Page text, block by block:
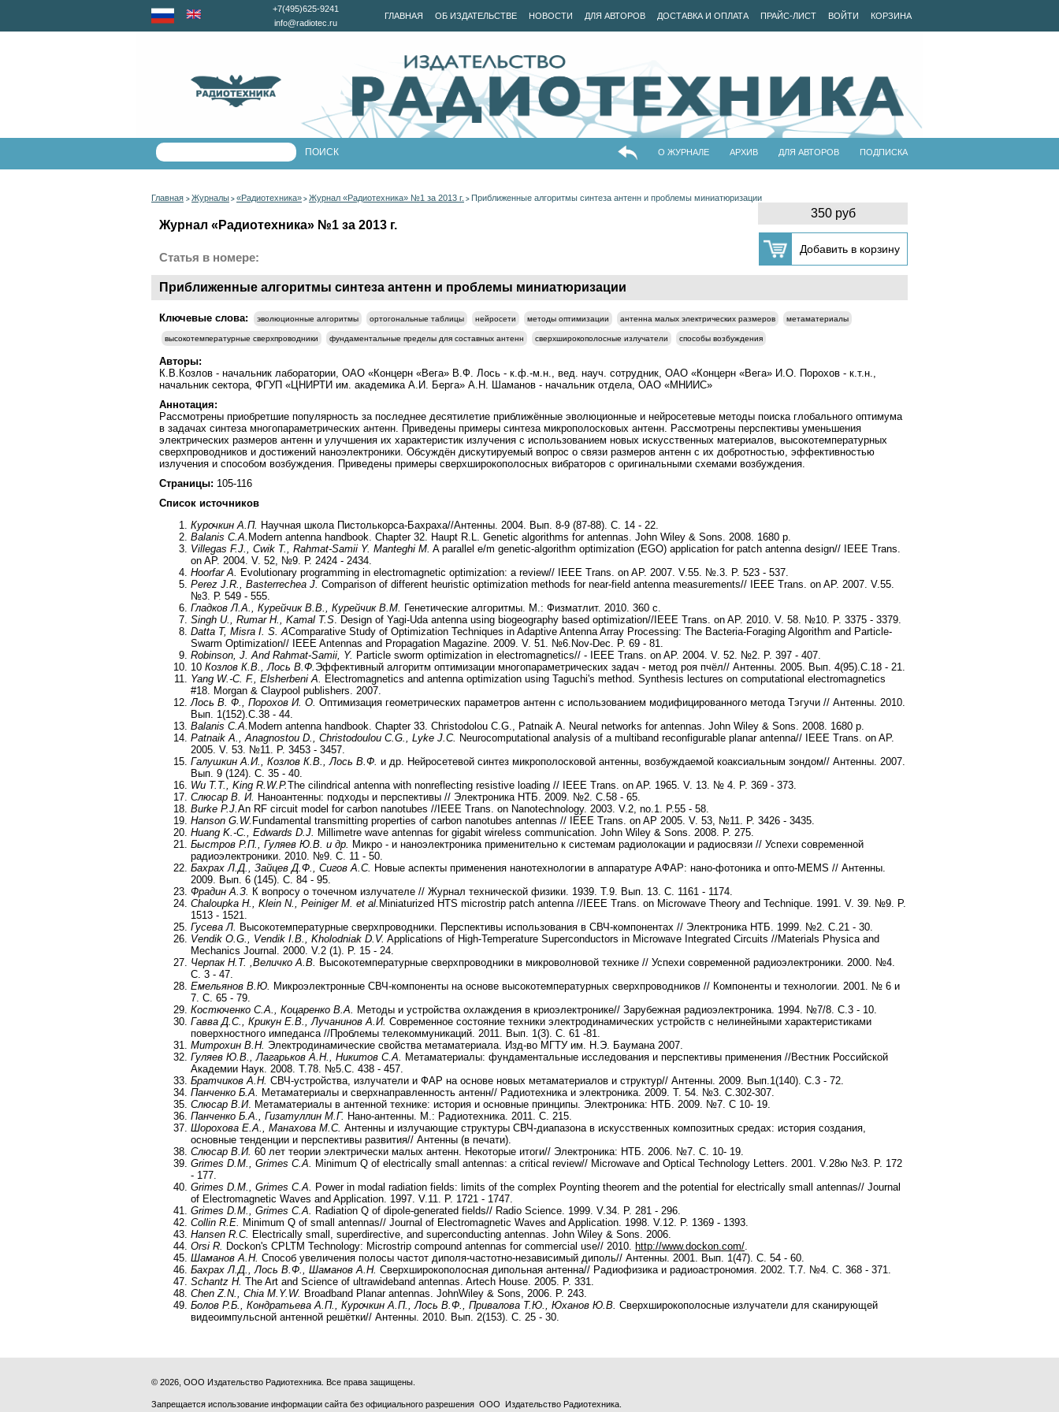
ГЛАВНАЯ ОБ ИЗДАТЕЛЬСТВЕ НОВОСТИ ДЛЯ АВТОРОВ ДОСТАВКА И ОПЛАТА ПРАЙС-ЛИСТ ВОЙТИ КОРЗИНА
+7(495)625-9241
info@radiotec.ru
О ЖУРНАЛЕ АРХИВ ДЛЯ АВТОРОВ ПОДПИСКА
Главная > Журналы > «Радиотехника» > Журнал «Радиотехника» №1 за 2013 г. > Приближенные алгоритмы синтеза антенн и проблемы миниатюризации
350 руб
Журнал «Радиотехника» №1 за 2013 г.
Статья в номере:
Приближенные алгоритмы синтеза антенн и проблемы миниатюризации
Ключевые слова: эволюционные алгоритмы ортогональные таблицы нейросети методы оптимизации антенна малых электрических размеров метаматериалы
высокотемпературные сверхпроводники фундаментальные пределы для составных антенн сверхширокополосные излучатели способы возбуждения
Авторы:
К.В.Козлов - начальник лаборатории, ОАО «Концерн «Вега» В.Ф. Лось - к.ф.-м.н., вед. науч. сотрудник, ОАО «Концерн «Вега» И.О. Порохов - к.т.н.,
начальник сектора, ФГУП «ЦНИРТИ им. академика А.И. Берга» А.Н. Шаманов - начальник отдела, ОАО «МНИИС»
Аннотация:
Рассмотрены приобретшие популярность за последнее десятилетие приближённые эволюционные и нейросетевые методы поиска глобального оптимума
в задачах синтеза многопараметрических антенн. Приведены примеры синтеза микрополосковых антенн. Рассмотрены перспективы уменьшения
электрических размеров антенн и улучшения их характеристик излучения с использованием новых искусственных материалов, высокотемпературных
сверхпроводников и достижений наноэлектроники. Обсуждён дискутируемый вопрос о связи размеров антенн с их добротностью, эффективностью
излучения и способом возбуждения. Приведены примеры сверхширокополосных вибраторов с оригинальными схемами возбуждения.
Страницы: 105-116
Список источников
Курочкин А.П. Научная школа Пистолькорса-Бахраха//Антенны. 2004. Вып. 8-9 (87-88). С. 14 - 22.
Balanis C.A. Modern antenna handbook. Chapter 32. Haupt R.L. Genetic algorithms for antennas. John Wiley & Sons. 2008. 1680 p.
Villegas F.J., Cwik T., Rahmat-Samii Y. Manteghi M. A parallel e/m genetic-algorithm optimization (EGO) application for patch antenna design// IEEE Trans.
on AP. 2004. V. 52, №9. Р. 2424 - 2434.
Hoorfar A. Evolutionary programming in electromagnetic optimization: a review// IEEE Trans. on AP. 2007. V.55. №.3. P. 523 - 537.
Perez J.R., Basterrechea J. Comparison of different heuristic optimization methods for near-field antenna measurements// IEEE Trans. on AP. 2007. V.55.
№3. Р. 549 - 555.
Гладков Л.А., Курейчик В.В., Курейчик В.М. Генетические алгоритмы. М.: Физматлит. 2010. 360 с.
Singh U., Rumar H., Kamal T.S. Design of Yagi-Uda antenna using biogeography based optimization//IEEE Trans. on AP. 2010. V. 58. №10. P. 3375 - 3379.
Datta T, Misra I. S. AComparative Study of Optimization Techniques in Adaptive Antenna Array Processing: The Bacteria-Foraging Algorithm and Particle-
Swarm Optimization// IEEE Antennas and Propagation Magazine. 2009. V. 51. №6.Nov-Dec. P. 69 - 81.
Robinson, J. And Rahmat-Samii, Y. Particle sworm optimization in electromagnetics// - IEEE Trans. on AP. 2004. V. 52. №2. P. 397 - 407.
10 Козлов К.В., Лось В.Ф. Эффективный алгоритм оптимизации многопараметрических задач - метод роя пчёл// Антенны. 2005. Вып. 4(95).С.18 - 21.
Yang W.-C. F., Elsherbeni A. Electromagnetics and antenna optimization using Taguchi's method. Synthesis lectures on computational electromagnetics
#18. Morgan & Claypool publishers. 2007.
Лось В. Ф., Порохов И. О. Оптимизация геометрических параметров антенн с использованием модифицированного метода Тэгучи // Антенны. 2010.
Вып. 1(152).С.38 - 44.
Balanis C.A. Modern antenna handbook. Chapter 33. Christodolou C.G., Patnaik A. Neural networks for antennas. John Wiley & Sons. 2008. 1680 р.
Patnaik A., Anagnostou D., Christodoulou C.G., Lyke J.C. Neurocomputational analysis of a multiband reconfigurable planar antenna// IEEE Trans. on AP.
2005. V. 53. №11. P. 3453 - 3457.
Галушкин А.И., Козлов К.В., Лось В.Ф. и др. Нейросетевой синтез микрополосковой антенны, возбуждаемой коаксиальным зондом// Антенны. 2007.
Вып. 9 (124). С. 35 - 40.
Wu T.T., King R.W.P.The cilindrical antenna with nonreflecting resistive loading // IEEE Trans. on AP. 1965. V. 13. № 4. P. 369 - 373.
Слюсар В. И. Наноантенны: подходы и перспективы // Электроника НТБ. 2009. №2. C.58 - 65.
Burke P.J.An RF circuit model for carbon nanotubes //IEEE Trans. on Nanotechnology. 2003. V.2, no.1. P.55 - 58.
Hanson G.W. Fundamental transmitting properties of carbon nanotubes antennas // IEEE Trans. on AP 2005. V. 53, №11. P. 3426 - 3435.
Huang K.-C., Edwards D.J. Millimetre wave antennas for gigabit wireless communication. John Wiley & Sons. 2008. P. 275.
Быстров Р.П., Гуляев Ю.В. и др. Микро - и наноэлектроника применительно к системам радиолокации и радиосвязи // Успехи современной
радиоэлектроники. 2010. №9. С. 11 - 50.
Бахрах Л.Д., Зайцев Д.Ф., Сигов А.С. Новые аспекты применения нанотехнологии в аппаратуре АФАР: нано-фотоника и опто-MEMS // Антенны.
2009. Вып. 6 (145). С. 84 - 95.
Фрадин А.З. К вопросу о точечном излучателе // Журнал технической физики. 1939. Т.9. Вып. 13. С. 1161 - 1174.
Chaloupka H., Klein N., Peiniger M. et al. Miniaturized HTS microstrip patch antenna //IEEE Trans. on Microwave Theory and Technique. 1991. V. 39. №9. P.
1513 - 1521.
Гусева Л. Высокотемпературные сверхпроводники. Перспективы использования в СВЧ-компонентах // Электроника НТБ. 1999. №2. С.21 - 30.
Vendik O.G., Vendik I.B., Kholodniak D.V. Applications of High-Temperature Superconductors in Microwave Integrated Circuits //Materials Physica and
Mechanics Journal. 2000. V.2 (1). P. 15 - 24.
Черпак Н.Т. ,Величко А.В. Высокотемпературные сверхпроводники в микроволновой технике // Успехи современной радиоэлектроники. 2000. №4.
С. 3 - 47.
Емельянов В.Ю. Микроэлектронные СВЧ-компоненты на основе высокотемпературных сверхпроводников // Компоненты и технологии. 2001. № 6 и
7. C. 65 - 79.
Костюченко С.А., Коцаренко В.А. Методы и устройства охлаждения в криоэлектронике// Зарубежная радиоэлектроника. 1994. №7/8. С.3 - 10.
Гавва Д.С., Крикун Е.В., Лучанинов А.И. Современное состояние техники электродинамических устройств с нелинейными характеристиками
поверхностного импеданса //Проблемы телекоммуникаций. 2011. Вып. 1(3). С. 61 -81.
Митрохин В.Н. Электродинамические свойства метаматериала. Изд-во МГТУ им. Н.Э. Баумана 2007.
Гуляев Ю.В., Лагарьков А.Н., Никитов С.А. Метаматериалы: фундаментальные исследования и перспективы применения //Вестник Российской
Академии Наук. 2008. Т.78. №5.С. 438 - 457.
Братчиков А.Н. СВЧ-устройства, излучатели и ФАР на основе новых метаматериалов и структур// Антенны. 2009. Вып.1(140). С.3 - 72.
Панченко Б.А. Метаматериалы и сверхнаправленность антенн// Радиотехника и электроника. 2009. Т. 54. №3. С.302-307.
Слюсар В.И. Метаматериалы в антенной технике: история и основные принципы. Электроника: НТБ. 2009. №7. С 10- 19.
Панченко Б.А., Гизатуллин М.Г. Нано-антенны. М.: Радиотехника. 2011. С. 215.
Шорохова Е.А., Манахова М.С. Антенны и излучающие структуры СВЧ-диапазона в искусственных композитных средах: история создания,
основные тенденции и перспективы развития// Антенны (в печати).
Слюсар В.И. 60 лет теории электрически малых антенн. Некоторые итоги// Электроника: НТБ. 2006. №7. С. 10- 19.
Grimes D.M., Grimes C.A. Minimum Q of electrically small antennas: a critical review// Microwave and Optical Technology Letters. 2001. V.28ю №3. P. 172
- 177.
Grimes D.M., Grimes C.A. Power in modal radiation fields: limits of the complex Poynting theorem and the potential for electrically small antennas// Journal
of Electromagnetic Waves and Application. 1997. V.11. P. 1721 - 1747.
Grimes D.M., Grimes C.A. Radiation Q of dipole-generated fields// Radio Science. 1999. V.34. P. 281 - 296.
Collin R.E. Minimum Q of small antennas// Journal of Electromagnetic Waves and Application. 1998. V.12. P. 1369 - 1393.
Hansen R.C. Electrically small, superdirective, and superconducting antennas. John Wiley & Sons. 2006.
Orsi R. Dockon's CPLTM Technology: Microstrip compound antennas for commercial use// 2010. http://www.dockon.com/.
Шаманов А.Н. Способ увеличения полосы частот диполя-частотно-независимый диполь// Антенны. 2001. Вып. 1(47). С. 54 - 60.
Бахрах Л.Д., Лось В.Ф., Шаманов А.Н. Сверхширокополосная дипольная антенна// Радиофизика и радиоастрономия. 2002. Т.7. №4. С. 368 - 371.
Schantz H. The Art and Science of ultrawideband antennas. Artech House. 2005. P. 331.
Chen Z.N., Chia M.Y.W. Broadband Planar antennas. JohnWiley & Sons, 2006. P. 243.
Болов Р.Б., Кондратьева А.П., Курочкин А.П., Лось В.Ф., Привалова Т.Ю., Юханов Ю.В. Сверхширокополосные излучатели для сканирующей
видеоимпульсной антенной решётки// Антенны. 2010. Вып. 2(153). С. 25 - 30.
© 2026, ООО Издательство Радиотехника. Все права защищены.
Запрещается использование информации сайта без официального разрешения ООО Издательство Радиотехника.